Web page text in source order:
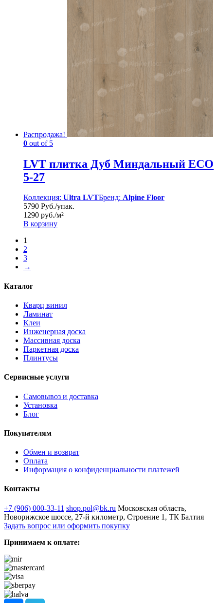
Распродажа!
0 out of 5
LVT плитка Дуб Миндальный ЕСО
5-27
Коллекция: Ultra LVTБренд: Alpine Floor
5790 Руб./упак.
1290 руб./м²
В корзину
1
2
3
→
Каталог
Кварц винил
Ламинат
Клеи
Инженерная доска
Массивная доска
Паркетная доска
Плинтусы
Сервисные услуги
Самовывоз и доставка
Установка
Блог
Покупателям
Обмен и возврат
Оплата
Информация о конфиденциальности платежей
Контакты
+7 (906) 000-33-11 shop.pol@bk.ru Московская область,
Новорижское шоссе, 27-й километр, Строение 1, ТК Балтия
Задать вопрос или оформить покупку
Принимаем к оплате: